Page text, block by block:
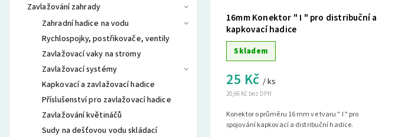
Zavlažování zahrady
Zahradní hadice na vodu
Rychlospojky, postřikovače, ventily
Zavlažovací vaky na stromy
Zavlažovací systémy
Kapkovací a zavlažovací hadice
Příslušenství pro zavlažovací hadice
Zavlažování květináčů
Sudy na dešťovou vodu skládací
16mm Konektor " I " pro distribuční a
kapkovací hadice
Skladem
20,66 Kč bez DPH
25 Kč / ks
Konektor o průměru 16 mm ve tvaru " I " pro
spojování kapkovací a distribuční hadice.